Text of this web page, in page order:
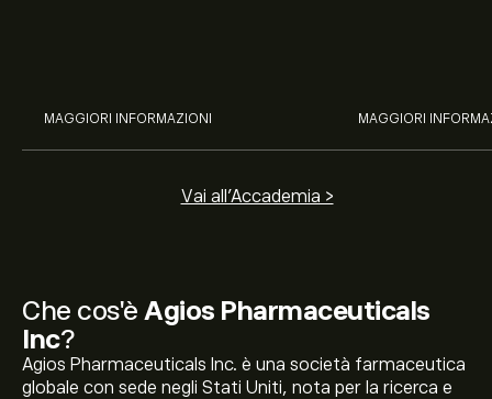
Che cos'è Agios Pharmaceuticals
Inc?
Agios Pharmaceuticals Inc. è una società farmaceutica
globale con sede negli Stati Uniti, nota per la ricerca e
MAGGIORI INFORMAZIONI MAGGIORI
Vai all'Accademia >